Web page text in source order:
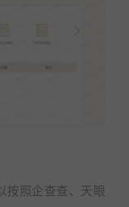
按照企查查、天眼